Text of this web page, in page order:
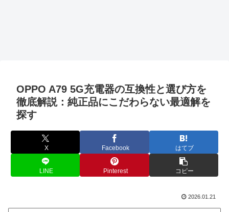
OPPO A79 5G充電器の互換性と選び方を
徹底解説：純正品にこだわらない最適解を
探す
X Facebook はてブ
LINE Pinterest コピー
2026.01.21